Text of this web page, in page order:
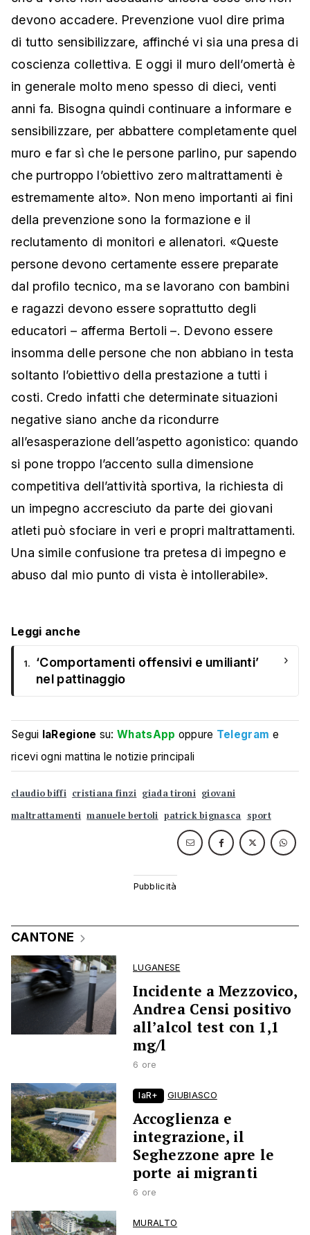
devono accadere. Prevenzione vuol dire prima
di tutto sensibilizzare, affinché vi sia una presa di
coscienza collettiva. E oggi il muro dell’omertà è
in generale molto meno spesso di dieci, venti
anni fa. Bisogna quindi continuare a informare e
sensibilizzare, per abbattere completamente quel
muro e far sì che le persone parlino, pur sapendo
che purtroppo l’obiettivo zero maltrattamenti è
estremamente alto». Non meno importanti ai fini
della prevenzione sono la formazione e il
reclutamento di monitori e allenatori. «Queste
persone devono certamente essere preparate
dal profilo tecnico, ma se lavorano con bambini
e ragazzi devono essere soprattutto degli
educatori – afferma Bertoli –. Devono essere
insomma delle persone che non abbiano in testa
soltanto l’obiettivo della prestazione a tutti i
costi. Credo infatti che determinate situazioni
negative siano anche da ricondurre
all’esasperazione dell’aspetto agonistico: quando
si pone troppo l’accento sulla dimensione
competitiva dell’attività sportiva, la richiesta di
un impegno accresciuto da parte dei giovani
atleti può sfociare in veri e propri maltrattamenti.
Una simile confusione tra pretesa di impegno e
abuso dal mio punto di vista è intollerabile».
Leggi anche
1.
‘Comportamenti offensivi e umilianti’
nel pattinaggio
›
Segui laRegione su:WhatsApp oppure Telegram e
ricevi ogni mattina le notizie principali
claudio biffi cristiana finzi giada tironi giovani
maltrattamenti manuele bertoli patrick bignasca sport
CANTONE
LUGANESE
Incidente a Mezzovico,
Andrea Censi positivo
all’alcol test con 1,1
mg/l
6 ore
laR+ GIUBIASCO
Accoglienza e
integrazione, il
Seghezzone apre le
porte ai migranti
6 ore
MURALTO